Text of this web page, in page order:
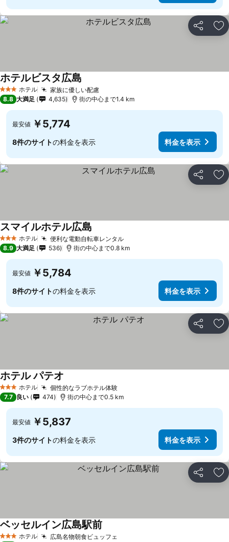
シェア お
3 ホテルのランク
ホテル 家族に優しい配慮料金を表示
ホテルビスタ広島
8.8 大満足 4,635 街の中心まで1.4 km
最安値 ￥5,774
8件のサイトの料金を表示 料金を表示
シェア お
3 ホテルのランク
ホテル 便利な電動自転車レンタル料金を表示
スマイルホテル広島
8.9 大満足 536 街の中心まで0.8 km
最安値 ￥5,784
8件のサイトの料金を表示 料金を表示
シェア お
3 ホテルのランク
ホテル 個性的なラブホテル体験料金を表示
ホテル パテオ
7.7 良い 474 街の中心まで0.5 km
最安値 ￥5,837
3件のサイトの料金を表示 料金を表示
シェア お
3 ホテルのランク
ホテル 広島名物朝食ビュッフェ
ベッセルイン広島駅前